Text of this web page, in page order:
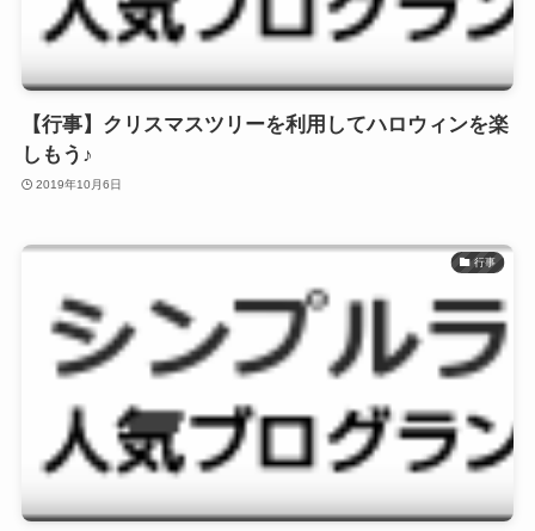
【行事】クリスマスツリーを利用してハロウィンを楽
しもう♪
2019年10月6日
行事